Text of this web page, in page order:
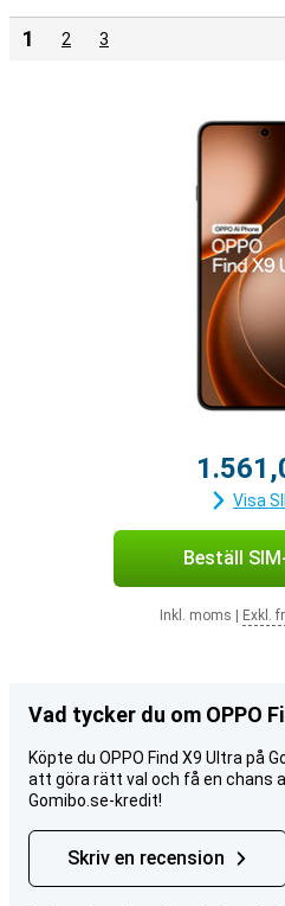
1 2 3
Visa
Beställ
Inkl. moms Exkl.
Vad tycker du om OPPO
Köpte du OPPO Find X9 Ultra på
att göra rätt val och få en chans
Gomibo.se-kredit!
Skriv en recension